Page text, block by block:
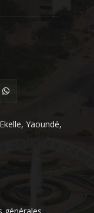
Yaoundé,
générales